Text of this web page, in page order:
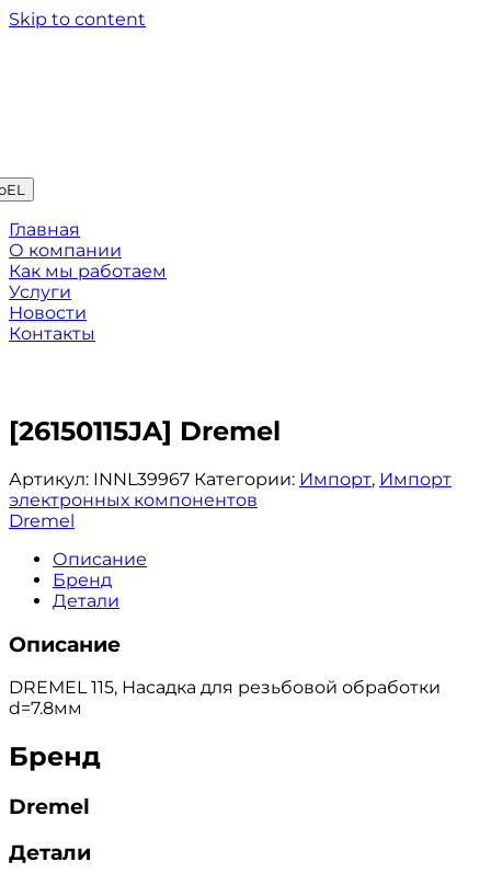
Skip to content
Главная
О компании
Как мы работаем
Услуги
Новости
Контакты
[26150115JA] Dremel
Артикул: INNL39967 Категории: Импорт, Импорт
электронных компонентов
Dremel
Описание
Бренд
Детали
Описание
DREMEL 115, Насадка для резьбовой обработки
d=7.8мм
Бренд
Dremel
Детали